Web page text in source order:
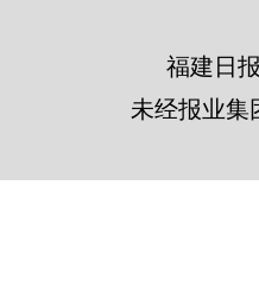
福建日
未经报业集